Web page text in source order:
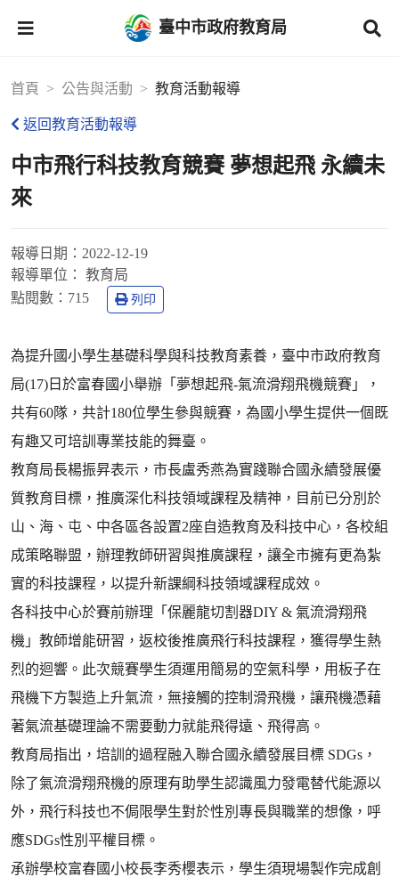
臺中市政府教育局
首頁 公告與活動 教育活動報導
返回教育活動報導
中市飛行科技教育競賽 夢想起飛 永續未
來
報導日期： 2022-12-19
報導單位：
教育局
點閱數： 715 列印
為提升國小學生基礎科學與科技教育素養，臺中市政府教育
局(17)日於富春國小舉辦「夢想起飛-氣流滑翔飛機競賽」，
共有60隊，共計180位學生參與競賽，為國小學生提供一個既
有趣又可培訓專業技能的舞臺。
教育局長楊振昇表示，市長盧秀燕為實踐聯合國永續發展優
質教育目標，推廣深化科技領域課程及精神，目前已分別於
山、海、屯、中各區各設置2座自造教育及科技中心，各校組
成策略聯盟，辦理教師研習與推廣課程，讓全市擁有更為紮
實的科技課程，以提升新課綱科技領域課程成效。
各科技中心於賽前辦理「保麗龍切割器DIY & 氣流滑翔飛
機」教師增能研習，返校後推廣飛行科技課程，獲得學生熱
烈的迴響。此次競賽學生須運用簡易的空氣科學，用板子在
飛機下方製造上升氣流，無接觸的控制滑飛機，讓飛機憑藉
著氣流基礎理論不需要動力就能飛得遠、飛得高。
教育局指出，培訓的過程融入聯合國永續發展目標 SDGs，
除了氣流滑翔飛機的原理有助學生認識風力發電替代能源以
外，飛行科技也不侷限學生對於性別專長與職業的想像，呼
應SDGs性別平權目標。
承辦學校富春國小校長李秀櫻表示，學生須現場製作完成創